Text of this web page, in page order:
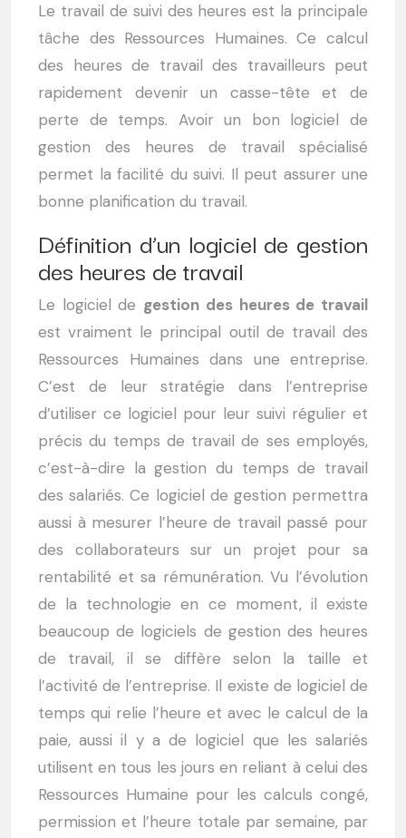
Le travail de suivi des heures est la principale
tâche des Ressources Humaines. Ce calcul
des heures de travail des travailleurs peut
rapidement devenir un casse-tête et de
perte de temps. Avoir un bon logiciel de
gestion des heures de travail spécialisé
permet la facilité du suivi. Il peut assurer une
bonne planification du travail.
Définition d’un logiciel de gestion
des heures de travail
Le logiciel de gestion des heures de travail
est vraiment le principal outil de travail des
Ressources Humaines dans une entreprise.
C’est de leur stratégie dans l’entreprise
d’utiliser ce logiciel pour leur suivi régulier et
précis du temps de travail de ses employés,
c’est-à-dire la gestion du temps de travail
des salariés. Ce logiciel de gestion permettra
aussi à mesurer l’heure de travail passé pour
des collaborateurs sur un projet pour sa
rentabilité et sa rémunération. Vu l’évolution
de la technologie en ce moment, il existe
beaucoup de logiciels de gestion des heures
de travail, il se diffère selon la taille et
l’activité de l’entreprise. Il existe de logiciel de
temps qui relie l’heure et avec le calcul de la
paie, aussi il y a de logiciel que les salariés
utilisent en tous les jours en reliant à celui des
Ressources Humaine pour les calculs congé,
permission et l’heure totale par semaine, par